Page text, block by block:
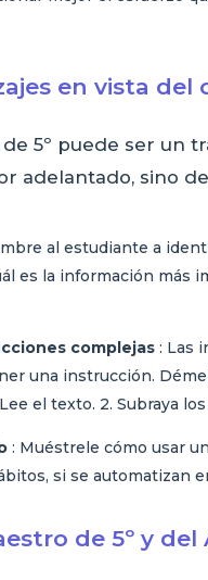
en vista del
5º puede ser un
adelantado, sino
al estudiante a
es la información más
complejas : Las
una instrucción.
el texto. 2. Subraya
: Muéstrele cómo usar
si se automatizan
de 5º y del